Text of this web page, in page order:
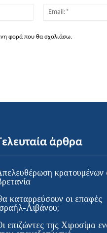
Όνομα:*
φορά που θα σχολιάσω.
άρθρα
κρατουμένων
καταρρεύσουν οι επαφές
Λιβάνου;
επιζώντες της Χιροσίμα